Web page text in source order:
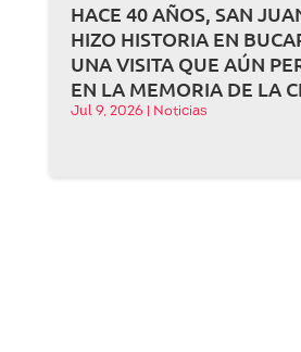
HACE 40 AÑOS, SAN
HIZO HISTORIA EN
UNA VISITA QUE AÚN
EN LA MEMORIA DE LA
Jul 9, 2026 Noticias